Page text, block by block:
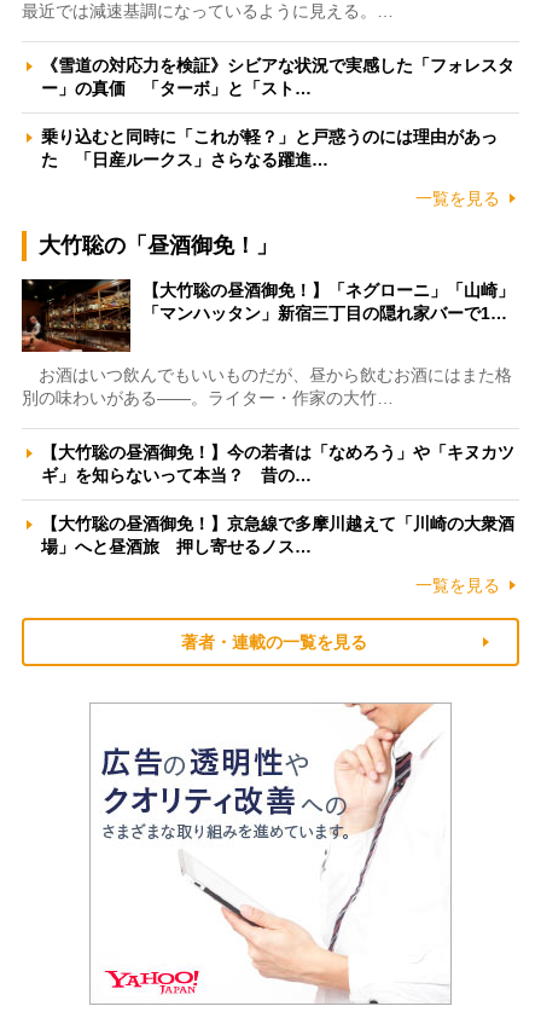
最近では減速基調になっているように見える。…
《雪道の対応力を検証》シビアな状況で実感した「フォレスタ
ー」の真価 「ターボ」と「スト…
乗り込むと同時に「これが軽？」と戸惑うのには理由があっ
た 「日産ルークス」さらなる躍進…
一覧を見る
大竹聡の「昼酒御免！」
【大竹聡の昼酒御免！】「ネグローニ」「山崎」
「マンハッタン」新宿三丁目の隠れ家バーで1…
お酒はいつ飲んでもいいものだが、昼から飲むお酒にはまた格
別の味わいがある――。ライター・作家の大竹…
【大竹聡の昼酒御免！】今の若者は「なめろう」や「キヌカツ
ギ」を知らないって本当？ 昔の…
【大竹聡の昼酒御免！】京急線で多摩川越えて「川崎の大衆酒
場」へと昼酒旅 押し寄せるノス…
一覧を見る
著者・連載の一覧を見る